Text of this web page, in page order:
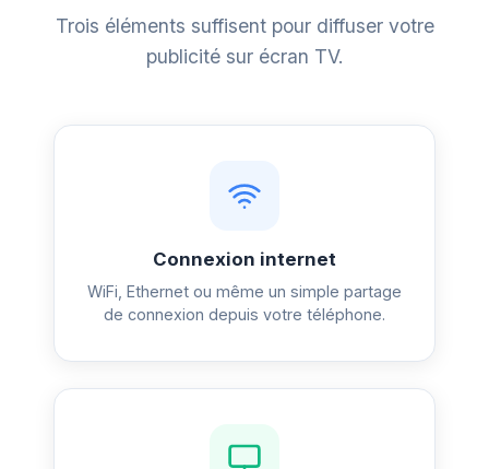
Trois éléments suffisent pour diffuser votre
publicité sur écran TV.
Connexion internet
WiFi, Ethernet ou même un simple partage
de connexion depuis votre téléphone.